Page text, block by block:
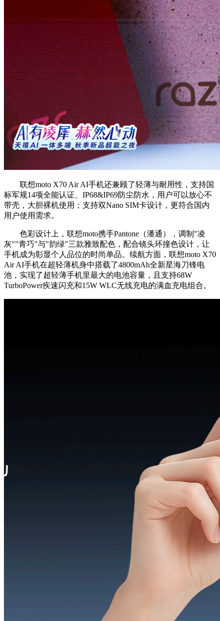
联想moto X70 Air AI手机还兼顾了轻薄与耐用性，支持国
标军规14项全能认证、IP68&IP69防尘防水，用户可以放心不
带壳，大胆裸机使用；支持双Nano SIM卡设计，更符合国内
用户使用需求。
色彩设计上，联想moto携手Pantone（潘通），调制"凌
灰""青巧"与"韵绿"三款雅致配色，配合镜头环撞色设计，让
手机成为彰显个人品位的时尚单品。续航方面，联想moto X70
Air AI手机在超轻薄机身中搭载了4800mAh全新星海刀锋电
池，实现了超轻薄手机里最大的电池容量，且支持68W
TurboPower疾速闪充和15W WLC无线充电的满血充电组合。